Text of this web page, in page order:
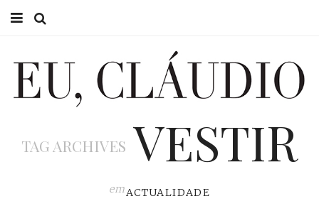
EU CLÁUDIO
EU NA TV
TAG ARCHIVES VESTIR
emACTUALIDADE